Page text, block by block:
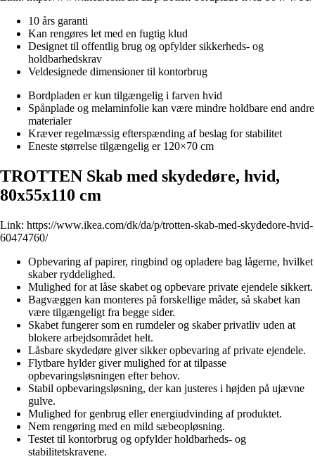
10 års garanti
Kan rengøres let med en fugtig klud
Designet til offentlig brug og opfylder sikkerheds- og
holdbarhedskrav
Veldesignede dimensioner til kontorbrug
Bordpladen er kun tilgængelig i farven hvid
Spånplade og melaminfolie kan være mindre holdbare end andre
materialer
Kræver regelmæssig efterspænding af beslag for stabilitet
Eneste størrelse tilgængelig er 120×70 cm
TROTTEN Skab med skydedøre, hvid,
80x55x110 cm
Link: https://www.ikea.com/dk/da/p/trotten-skab-med-skydedore-hvid-
60474760/
Opbevaring af papirer, ringbind og opladere bag lågerne, hvilket
skaber ryddelighed.
Mulighed for at låse skabet og opbevare private ejendele sikkert.
Bagvæggen kan monteres på forskellige måder, så skabet kan
være tilgængeligt fra begge sider.
Skabet fungerer som en rumdeler og skaber privatliv uden at
blokere arbejdsområdet helt.
Låsbare skydedøre giver sikker opbevaring af private ejendele.
Flytbare hylder giver mulighed for at tilpasse
opbevaringsløsningen efter behov.
Stabil opbevaringsløsning, der kan justeres i højden på ujævne
gulve.
Mulighed for genbrug eller energiudvinding af produktet.
Nem rengøring med en mild sæbeopløsning.
Testet til kontorbrug og opfylder holdbarheds- og
stabilitetskravene.